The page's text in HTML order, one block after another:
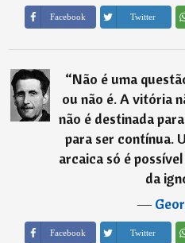
Facebook Twitter
“Não é uma
ou não é. A vitória
não é destinada
para ser contínua.
arcaica só é
da
―
Facebook Twitter